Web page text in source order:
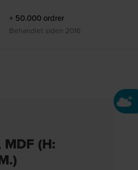
+ 50.000 ordrer
Behandlet siden 2016
MDF (H: